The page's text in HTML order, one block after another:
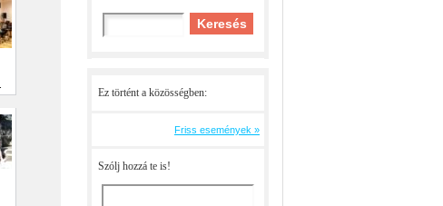
Ez történt a közösségben:
Friss események »
Szólj hozzá te is!